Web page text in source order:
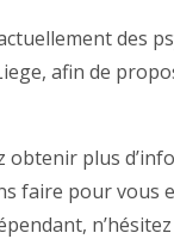
des
afin de
obtenir plus
faire pour vous